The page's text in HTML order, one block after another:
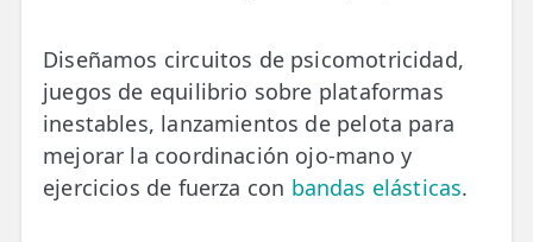
Diseñamos circuitos de psicomotricidad,
juegos de equilibrio sobre plataformas
inestables, lanzamientos de pelota para
mejorar la coordinación ojo-mano y
ejercicios de fuerza con bandas elásticas.